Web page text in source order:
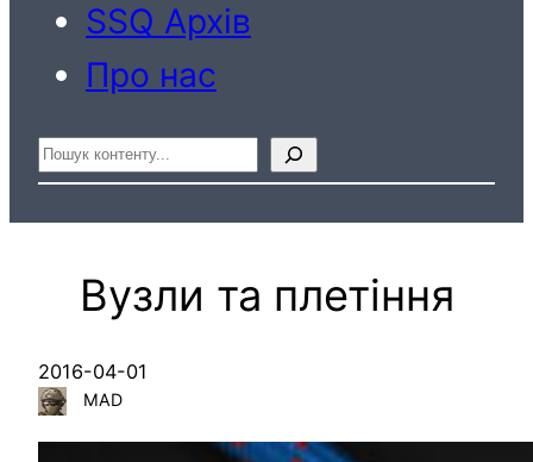
SSQ Архів
Про нас
Пошук
Вузли та плетіння
2016-04-01
MAD